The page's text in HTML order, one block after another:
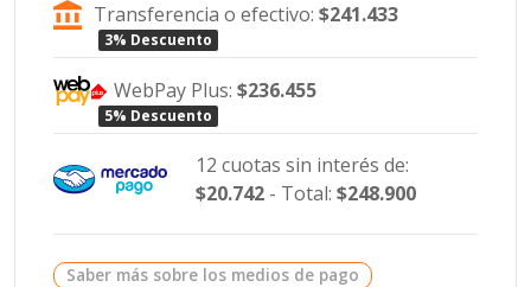
Transferencia o efectivo:$241.433
3% Descuento
WebPay Plus:$236.455
5% Descuento
12 cuotas sin interés de:
$20.742- Total: $248.900
Saber más sobre los medios de pago